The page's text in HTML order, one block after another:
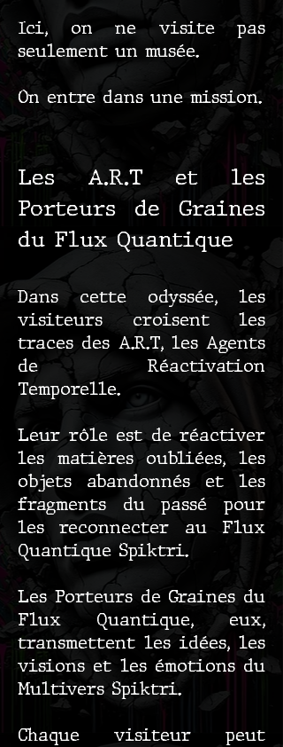
Ici, on ne visite pas
seulement un musée.
On entre dans une mission.
Les A.R.T et les
Porteurs de Graines
du Flux Quantique
Dans cette odyssée, les
visiteurs croisent les
traces des A.R.T, les Agents
de Réactivation
Temporelle.
Leur rôle est de réactiver
les matières oubliées, les
objets abandonnés et les
fragments du passé pour
les reconnecter au Flux
Quantique Spiktri.
Les Porteurs de Graines du
Flux Quantique, eux,
transmettent les idées, les
visions et les émotions du
Multivers Spiktri.
Chaque visiteur peut